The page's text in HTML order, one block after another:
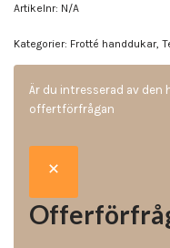
Artikelnr: N/A
Kategorier: Frotté handdukar,
Är du intresserad av den
offertförfrågan